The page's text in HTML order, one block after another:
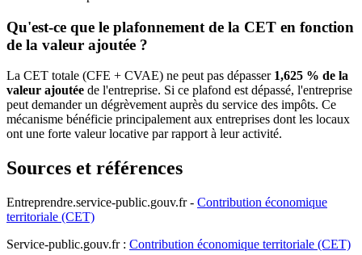
Qu'est-ce que le plafonnement de la CET en fonction
de la valeur ajoutée ?
La CET totale (CFE + CVAE) ne peut pas dépasser 1,625 % de la
valeur ajoutée de l'entreprise. Si ce plafond est dépassé, l'entreprise
peut demander un dégrèvement auprès du service des impôts. Ce
mécanisme bénéficie principalement aux entreprises dont les locaux
ont une forte valeur locative par rapport à leur activité.
Sources et références
Entreprendre.service-public.gouv.fr - Contribution économique
territoriale (CET)
Service-public.gouv.fr : Contribution économique territoriale (CET)